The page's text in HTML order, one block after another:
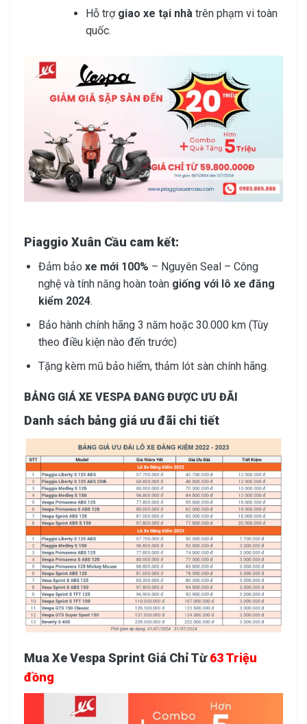
Hỗ trợ giao xe tại nhàtrên phạm vi toàn
quốc.
Piaggio Xuân Cầu cam kết:
Đảm bảo xe mới 100% – Nguyên Seal – Công
nghệ và tính năng hoàn toàn giống với lô xe đăng
kiểm 2024.
Bảo hành chính hãng 3 năm hoặc 30.000 km (Tùy
theo điều kiện nào đến trước)
Tặng kèm mũ bảo hiểm, thảm lót sàn chính hãng.
BẢNG GIÁ XE VESPA ĐANG ĐƯỢC ƯU ĐÃI
Danh sách bảng giá ưu đãi chi tiết
Mua Xe Vespa Sprint Giá Chỉ Từ63 Triệu
đồng